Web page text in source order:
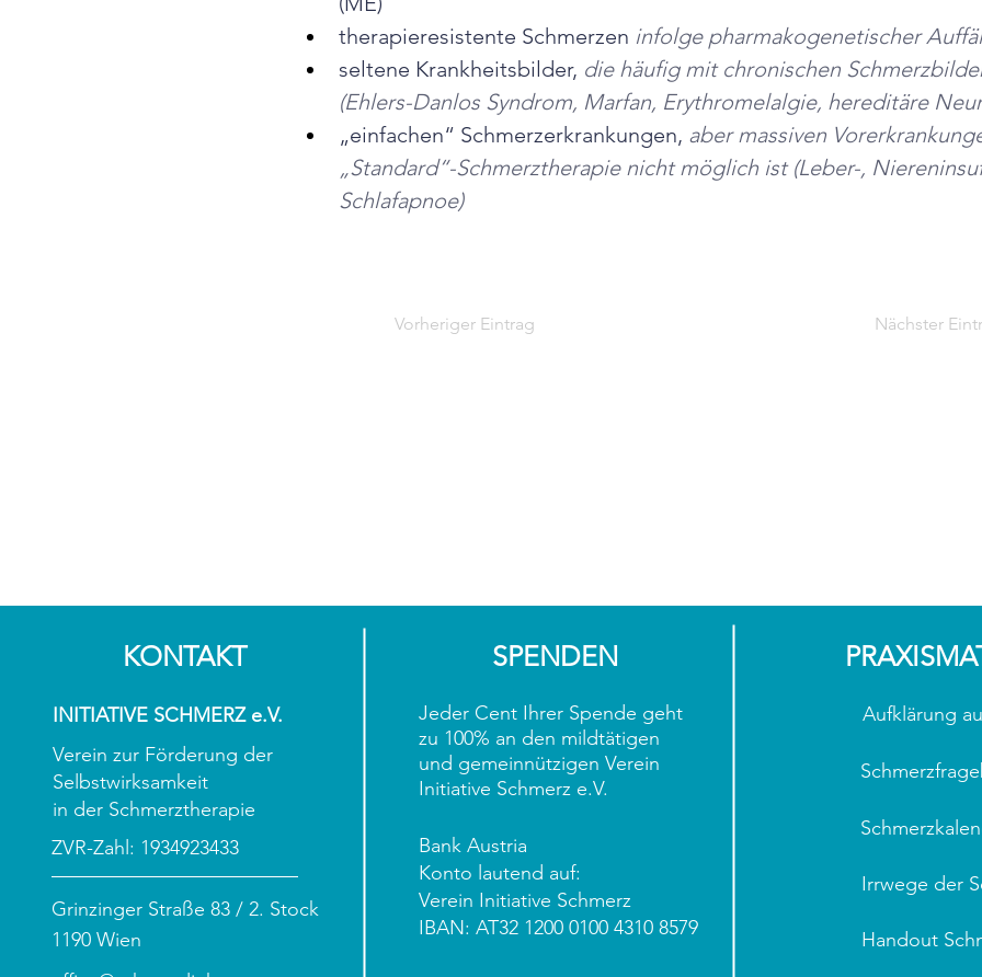
therapieresistente Schmerzen infolge pharmakogenetischer
seltene Krankheitsbilder, die häufig mit chronischen
(Ehlers-Danlos Syndrom, Marfan, Erythromelalgie, hereditäre
„einfachen“ Schmerzerkrankungen, aber massiven
„Standard“-Schmerztherapie nicht möglich ist (Leber-,
Schlafapnoe)
Vorheriger Eintrag Nächster
Verein zur Förderung der
Selbstwirksamkeit
in der Schmerztherapie
Grinzinger Straße 83 / 2. Stock
1190 Wien
ZVR-Zahl: 1934923433
INITIATIVE SCHMERZ e.V.
KONTAKT
Jeder Cent Ihrer Spende geht
zu 100% an den mildtätigen
und gemeinnützigen Verein
Initiative Schmerz e.V.
Bank Austria
Konto lautend auf:
Verein Initiative Schmerz
IBAN: AT32 1200 0100 4310 8579
Aufklärung
Irrwege der
Handout
SPENDEN